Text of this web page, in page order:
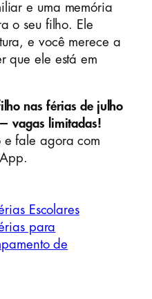
e uma memória
o seu filho. Ele
e você merece a
que ele está em
nas férias de julho
vagas limitadas!
fale agora com
Escolares
para
de